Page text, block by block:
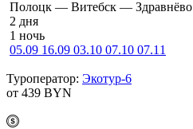
По­лоцк — Ви­тебск — Здравнёво
2 дня
1 ночь
05.09 16.09 03.10 07.10 07.11
Туроператор: Экотур-6
от 439 BYN